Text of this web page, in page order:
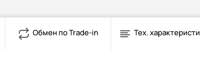
Обмен по Trade-in Тех.